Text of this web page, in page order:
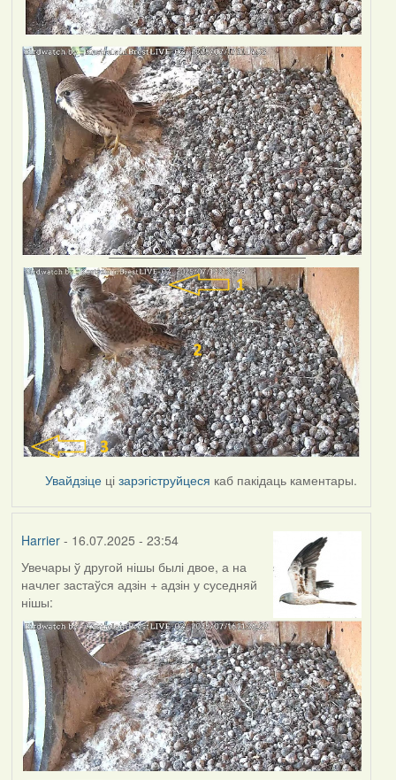
Увайдзіце цізарэгіструйцеся каб пакідаць каментары.
Harrier- 16.07.2025 - 23:54
Увечары ў другой нішы былі двое, а на
начлег застаўся адзін + адзін у суседняй
нішы: